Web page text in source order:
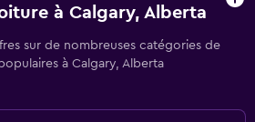
à Calgary, Alberta
sur de nombreuses catégories de
à Calgary, Alberta